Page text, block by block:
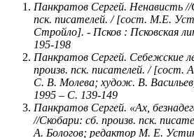
Панкратов Сергей. Ненависть //
пск. писателей. / [сост. М.Е.
Стройло]. - Псков : Псковская
195-198
Панкратов Сергей. Себежские
произв. пск. писателей. / [сост.
С. В. Молева; худож. В.
1995 – С. 139-149
Панкратов Сергей. «Ах,
//Скобари: сб. произв. пск.
А. Бологов; редактор М. Е.